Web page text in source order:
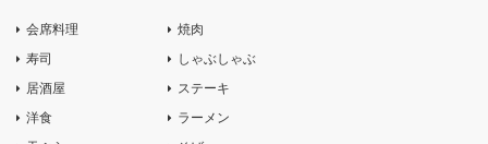
会席料理
寿司
居酒屋
洋食
焼肉
しゃぶしゃぶ
ステーキ
ラーメン